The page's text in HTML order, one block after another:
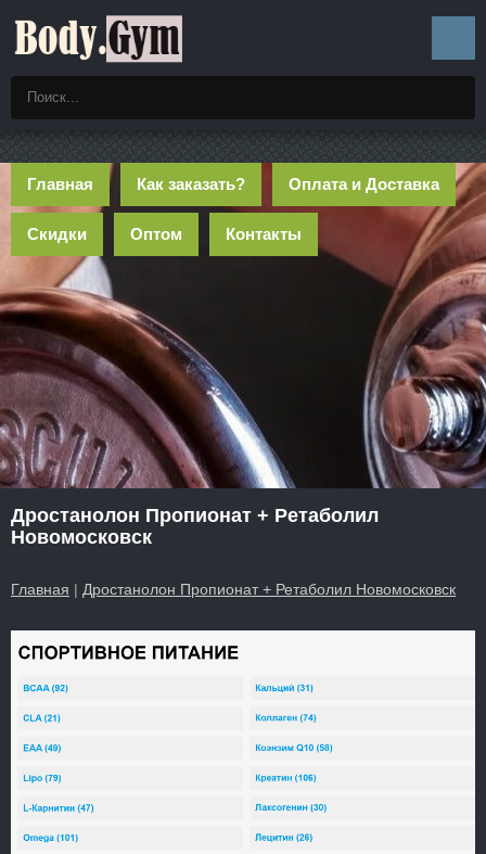
Главная Как заказать? Оплата и Доставка
Скидки Оптом Контакты
Дростанолон Пропионат + Ретаболил
Новомосковск
Главная | Дростанолон Пропионат + Ретаболил Новомосковск